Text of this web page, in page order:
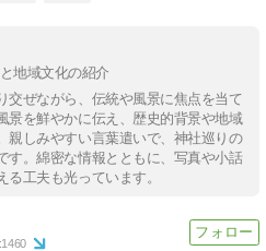
地域文化の紹介
交ぜながら、伝統や風景に焦点を当て
景を鮮やかに伝え、歴史的背景や地域
親しみやすい言葉遣いで、神社巡りの
す。綿密な情報とともに、写真や小話
工夫も光っています。
1460